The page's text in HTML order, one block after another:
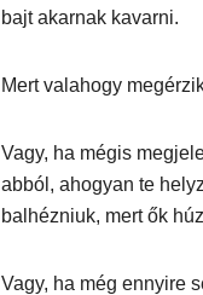
bajt akarnak kavarni.
Mert valahogy
Vagy, ha mégis
abból, ahogyan te
balhézniuk, mert ők
Vagy, ha még ennyire